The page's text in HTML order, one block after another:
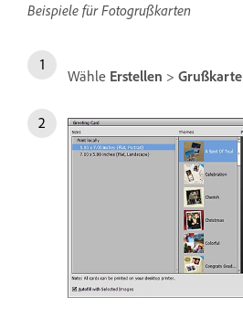
Beispiele für Fotogrußkarten
Wähle Erstellen > Grußkarte